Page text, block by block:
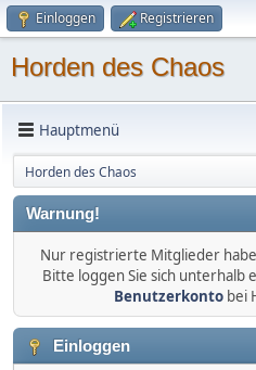
Einloggen Registrieren
Horden des Chaos
Hauptmenü
Horden des Chaos
Warnung!
Nur registrierte Mitglieder
Bitte loggen Sie sich unterhalb
Benutzerkontobei
Einloggen